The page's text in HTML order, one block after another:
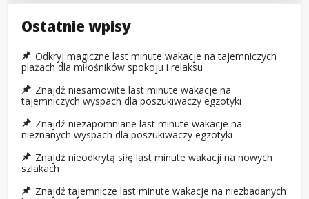
Ostatnie wpisy
Odkryj magiczne last minute wakacje na tajemniczych
plażach dla miłośników spokoju i relaksu
Znajdź niesamowite last minute wakacje na
tajemniczych wyspach dla poszukiwaczy egzotyki
Znajdź niezapomniane last minute wakacje na
nieznanych wyspach dla poszukiwaczy egzotyki
Znajdź nieodkrytą siłę last minute wakacji na nowych
szlakach
Znajdź tajemnicze last minute wakacje na niezbadanych